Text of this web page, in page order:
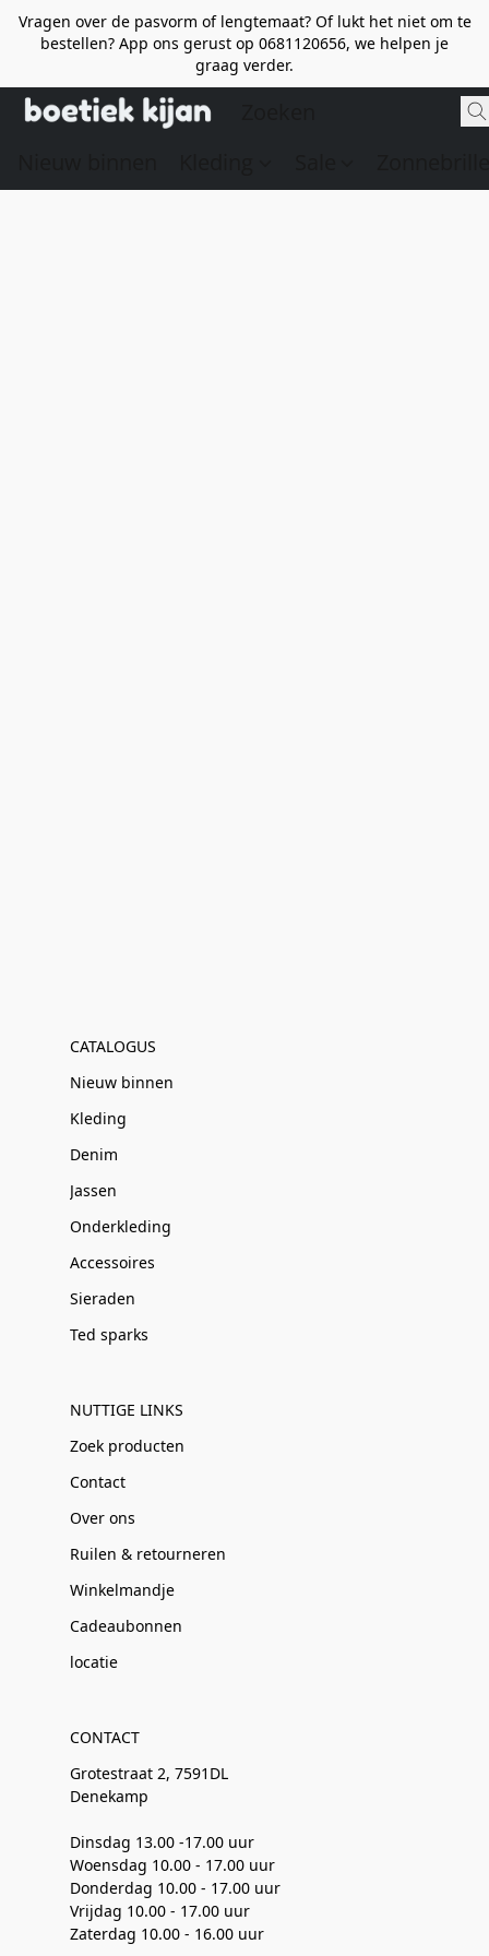
Vragen over de pasvorm of lengtemaat? Of lukt het niet om te
bestellen? App ons gerust op 0681120656, we helpen je
graag verder.
CATALOGUS
Nieuw binnen
Kleding
Denim
Jassen
Onderkleding
Accessoires
Sieraden
Ted sparks
NUTTIGE LINKS
Zoek producten
Contact
Over ons
Ruilen & retourneren
Winkelmandje
Cadeaubonnen
locatie
CONTACT
Grotestraat 2, 7591DL
Denekamp
Dinsdag 13.00 -17.00 uur
Woensdag 10.00 - 17.00 uur
Donderdag 10.00 - 17.00 uur
Vrijdag 10.00 - 17.00 uur
Zaterdag 10.00 - 16.00 uur